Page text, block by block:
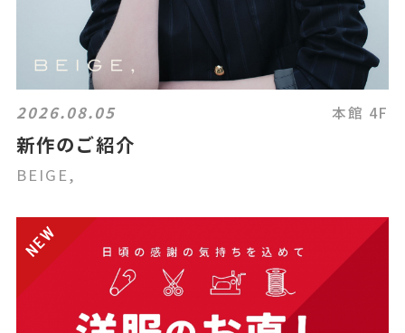
2026.08.05 本館 4F
新作のご紹介
BEIGE,